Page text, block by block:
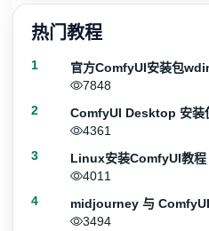
热门教程
1
官方ComfyUI安装包
7848
2
ComfyUI Desktop 安装
4361
3
Linux安装ComfyUI教程
4011
4
midjourney 与
3494